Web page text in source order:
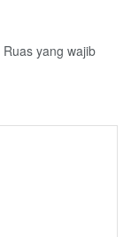
Ruas yang wajib